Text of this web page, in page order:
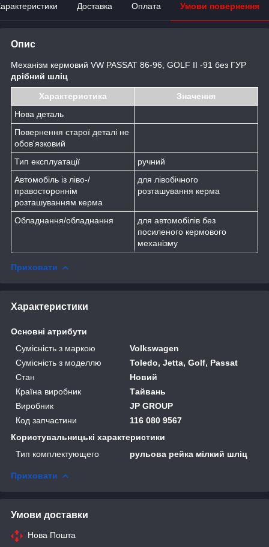
Доставка Оплата Умови повернення
Опис
Механізм кермовий VW PASSAT 86-96, GOLF II -91 без ГУР
дрібний шліц
Характеристика
Значення
Нова деталь
Повернення старої деталі не
обов'язковий
Тип експлуатації
ручний
Автомобіль із ліво-/
правостороннім
розташуванням керма
для лівобічного
розташування керма
Обладнання/обладнання
для автомобілів без
посиленого кермового
механізму
Приховати
Характеристики
Основні атрибути
Сумісність з маркою
Volkswagen
Сумісність з моделлю
Toledo, Jetta, Golf, Passat
Стан
Новий
Країна виробник
Тайвань
Виробник
JP GROUP
Код запчастини
116 080 9567
Користувальницькі характеристики
Тип комплектующего
рульова рейка мілкий шліц
Приховати
Умови доставки
Нова Пошта